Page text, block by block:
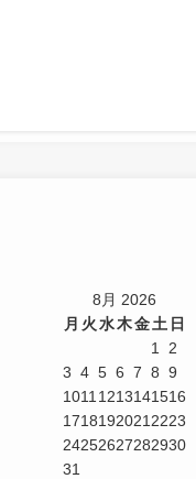
8月 2026
月 火水木金土 日
1
2
3 4 5 6 7 8 9
1011 1213141516
1718192021 2223
24252627282930
31